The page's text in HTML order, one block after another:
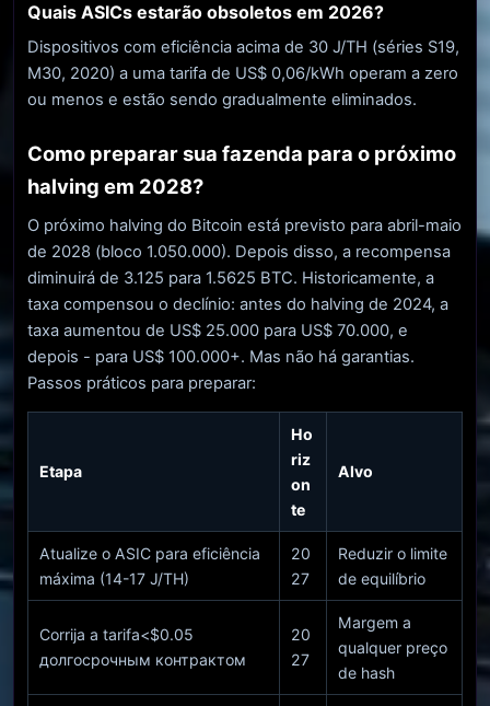
Quais ASICs estarão obsoletos em 2026?
Dispositivos com eficiência acima de 30 J/TH (séries S19,
M30, 2020) a uma tarifa de US$ 0,06/kWh operam a zero
ou menos e estão sendo gradualmente eliminados.
Como preparar sua fazenda para o próximo
halving em 2028?
O próximo halving do Bitcoin está previsto para abril-maio
​​de 2028 (bloco 1.050.000). Depois disso, a recompensa
diminuirá de 3.125 para 1.5625 BTC. Historicamente, a
taxa compensou o declínio: antes do halving de 2024, a
taxa aumentou de US$ 25.000 para US$ 70.000, e
depois - para US$ 100.000+. Mas não há garantias.
Passos práticos para preparar:
Etapa
Ho
riz
on
te
Alvo
Atualize o ASIC para eficiência
máxima (14-17 J/TH)
20
27
Reduzir o limite
de equilíbrio
Corrija a tarifa<$0.05
долгосрочным контрактом
20
27
Margem a
qualquer preço
de hash